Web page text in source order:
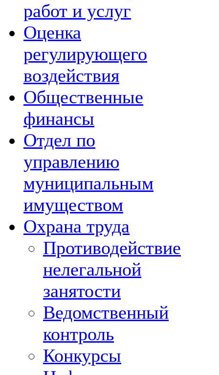
работ и услуг
Оценка
регулирующего
воздействия
Общественные
финансы
Отдел по
управлению
муниципальным
имуществом
Охрана труда
Противодействие
нелегальной
занятости
Ведомственный
контроль
Конкурсы